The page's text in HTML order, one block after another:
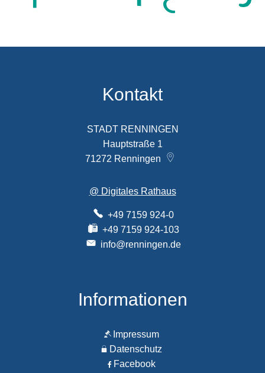
Kontakt
STADT RENNINGEN
Hauptstraße 1
71272 Renningen
@ Digitales Rathaus
+49 7159 924-0
+49 7159 924-103
info@renningen.de
Informationen
Impressum
Datenschutz
Facebook